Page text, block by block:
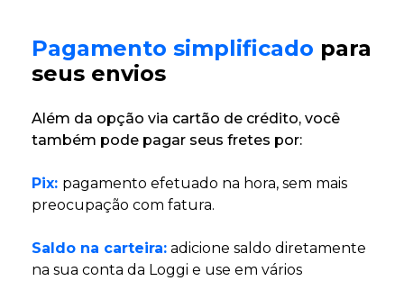
Pagamento simplificado para
seus envios
Além da opção via cartão de crédito, você
também pode pagar seus fretes por:
Pix: pagamento efetuado na hora, sem mais
preocupação com fatura.
Saldo na carteira: adicione saldo diretamente
na sua conta da Loggi e use em vários